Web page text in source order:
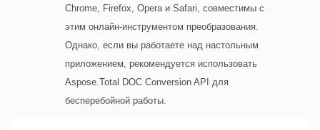
Chrome, Firefox, Opera и Safari, совместимы с
этим онлайн-инструментом преобразования.
Однако, если вы работаете над настольным
приложением, рекомендуется использовать
Aspose.Total DOC Conversion API для
бесперебойной работы.